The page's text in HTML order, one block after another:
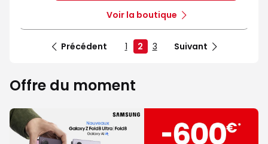
Voir la boutique
Précédent 1 2 3 Suivant
Offre du moment